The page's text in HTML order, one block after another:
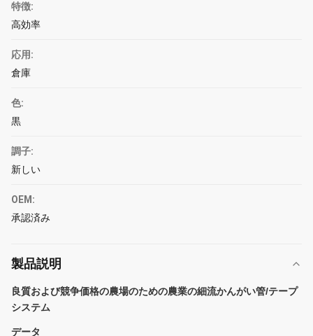
特徴:
高効率
応用:
倉庫
色:
黒
調子:
新しい
OEM:
承認済み
製品説明
良質および競争価格の農場のための農業の細流かんがい管/テープ
システム
データ